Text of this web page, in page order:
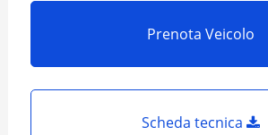
Prenota Veicolo
Scheda tecnica